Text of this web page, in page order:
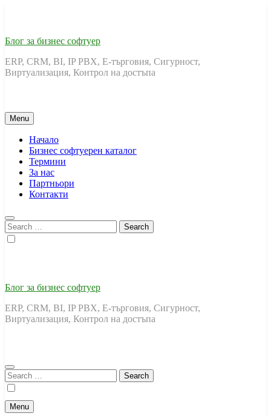
Блог за бизнес софтуер
ERP, CRM, BI, IP PBX, Е-търговия, Сигурност,
Виртуализация, Контрол на достъпа
Menu
Начало
Бизнес софтуерен каталог
Термини
За нас
Партньори
Контакти
Search
for:
Блог за бизнес софтуер
ERP, CRM, BI, IP PBX, Е-търговия, Сигурност,
Виртуализация, Контрол на достъпа
Search
for:
Menu